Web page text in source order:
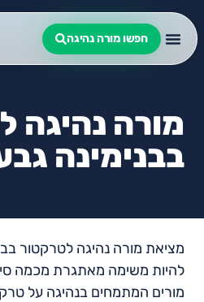
חפשו מורה נהיגה
מורה נהיגה
בבנימינה
מציאת מורה נהיגה לטרקטור
להיות משימה מאתגרת מכמה
מורים המתמחים בנהיגה על